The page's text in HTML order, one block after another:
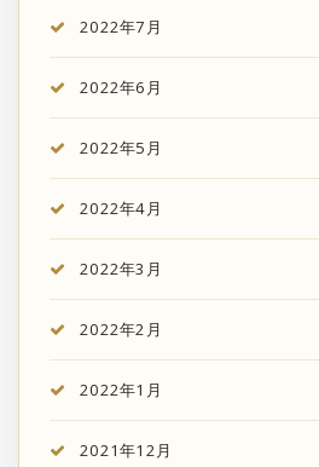
2022年7月
2022年6月
2022年5月
2022年4月
2022年3月
2022年2月
2022年1月
2021年12月